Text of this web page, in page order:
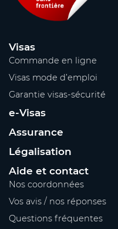
Visas
Commande en ligne
Visas mode d’emploi
Garantie visas-sécurité
e-Visas
Assurance
Légalisation
Aide et contact
Nos coordonnées
Vos avis / nos réponses
Questions fréquentes